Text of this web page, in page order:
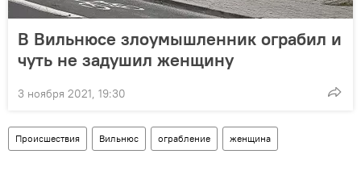
В Вильнюсе злоумышленник ограбил и
чуть не задушил женщину
3 ноября 2021, 19:30
Происшествия Вильнюс ограбление женщина